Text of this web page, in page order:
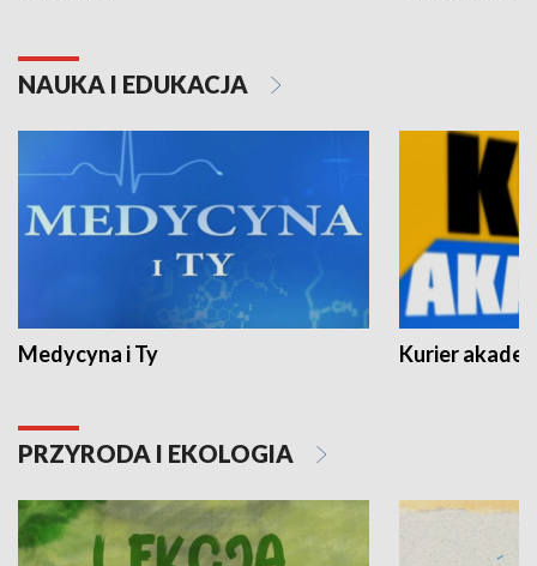
NAUKA I EDUKACJA
Medycyna i Ty Kurier
PRZYRODA I EKOLOGIA